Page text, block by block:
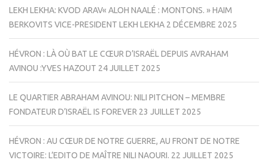
LEKH LEKHA: KVOD ARAV« ALOH NAALÉ : MONTONS. » HAIM
BERKOVITS VICE-PRESIDENT LEKH LEKHA 2 DÉCEMBRE 2025
HÉVRON : LÀ OÙ BAT LE CŒUR D’ISRAËL DEPUIS AVRAHAM
AVINOU :YVES HAZOUT 24 JUILLET 2025
LE QUARTIER ABRAHAM AVINOU: NILI PITCHON – MEMBRE
FONDATEUR D’ISRAËL IS FOREVER 23 JUILLET 2025
HÉVRON : AU CŒUR DE NOTRE GUERRE, AU FRONT DE NOTRE
VICTOIRE: L’EDITO DE MAÎTRE NILI NAOURI. 22 JUILLET 2025